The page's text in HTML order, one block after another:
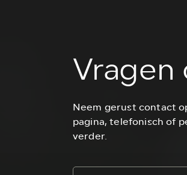
Vragen
Neem gerust contact
pagina, telefonisch of
verder.